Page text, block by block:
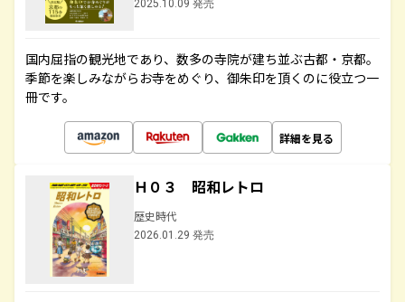
2025.10.09 発売
国内屈指の観光地であり、数多の寺院が建ち並ぶ古都・京都。
季節を楽しみながらお寺をめぐり、御朱印を頂くのに役立つ一
冊です。
詳細を見る
Ｈ０３ 昭和レトロ
歴史時代
2026.01.29 発売